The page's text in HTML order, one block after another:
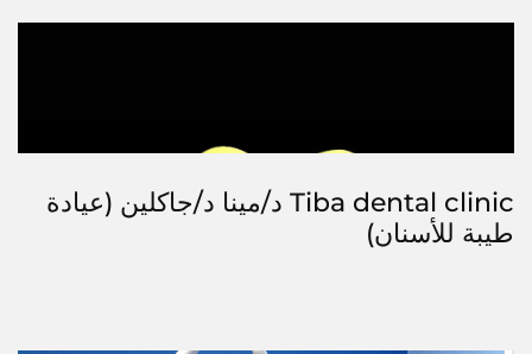
Tiba dental clinic د/مينا د/جاكلين (عيادة
طيبة للأسنان)